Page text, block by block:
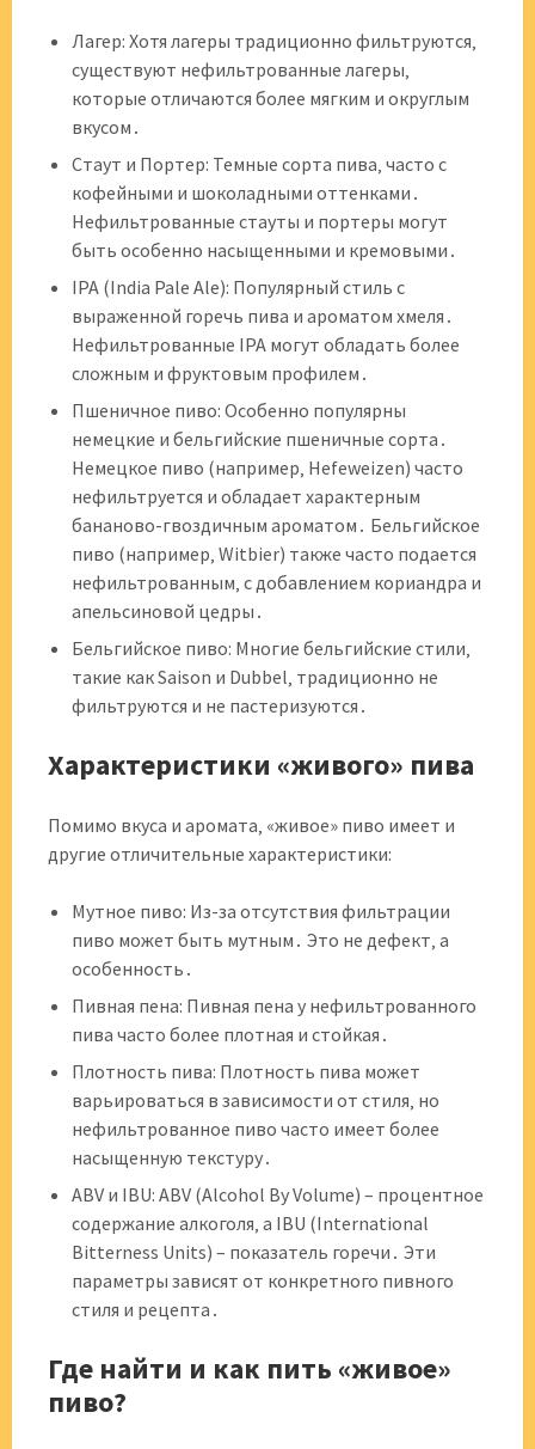
Лагер: Хотя лагеры традиционно фильтруются‚
существуют нефильтрованные лагеры‚
которые отличаются более мягким и округлым
вкусом․
Стаут и Портер: Темные сорта пива‚ часто с
кофейными и шоколадными оттенками․
Нефильтрованные стауты и портеры могут
быть особенно насыщенными и кремовыми․
IPA (India Pale Ale): Популярный стиль с
выраженной горечь пива и ароматом хмеля․
Нефильтрованные IPA могут обладать более
сложным и фруктовым профилем․
Пшеничное пиво: Особенно популярны
немецкие и бельгийские пшеничные сорта․
Немецкое пиво (например‚ Hefeweizen) часто
нефильтруется и обладает характерным
бананово-гвоздичным ароматом․ Бельгийское
пиво (например‚ Witbier) также часто подается
нефильтрованным‚ с добавлением кориандра и
апельсиновой цедры․
Бельгийское пиво: Многие бельгийские стили‚
такие как Saison и Dubbel‚ традиционно не
фильтруются и не пастеризуются․
Характеристики «живого» пива
Помимо вкуса и аромата‚ «живое» пиво имеет и
другие отличительные характеристики:
Мутное пиво: Из-за отсутствия фильтрации
пиво может быть мутным․ Это не дефект‚ а
особенность․
Пивная пена: Пивная пена у нефильтрованного
пива часто более плотная и стойкая․
Плотность пива: Плотность пива может
варьироваться в зависимости от стиля‚ но
нефильтрованное пиво часто имеет более
насыщенную текстуру․
ABV и IBU: ABV (Alcohol By Volume) – процентное
содержание алкоголя‚ а IBU (International
Bitterness Units) – показатель горечи․ Эти
параметры зависят от конкретного пивного
стиля и рецепта․
Где найти и как пить «живое»
пиво?